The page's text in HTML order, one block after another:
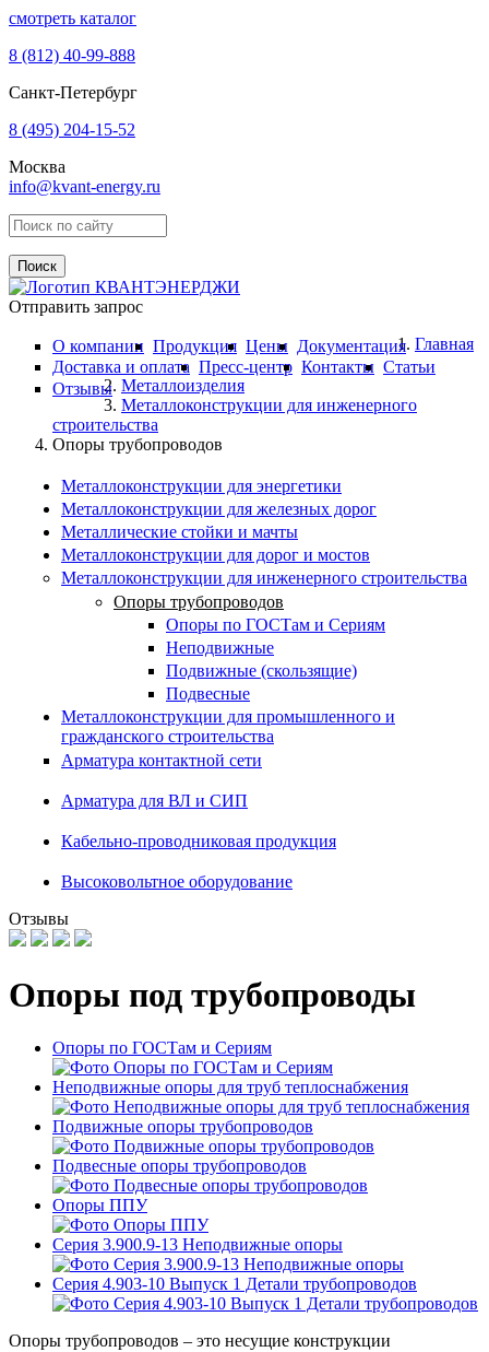
смотреть каталог
8 (812) 40-99-888
Санкт-Петербург
8 (495) 204-15-52
Москва
info@kvant-energy.ru
Поиск по сайту
Отправить запрос
О компании Продукция Цены Документация
Доставка и оплата Пресс-центр Контакты Статьи
Отзывы
Главная
Металлоизделия
Металлоконструкции для инженерного
строительства
Опоры трубопроводов
Металлоконструкции для энергетики
Металлоконструкции для железных дорог
Металлические стойки и мачты
Металлоконструкции для дорог и мостов
Металлоконструкции для инженерного строительства
Опоры трубопроводов
Опоры по ГОСТам и Сериям
Неподвижные
Подвижные (скользящие)
Подвесные
Металлоконструкции для промышленного и
гражданского строительства
Арматура контактной сети
Арматура для ВЛ и СИП
Кабельно-проводниковая продукция
Высоковольтное оборудование
Отзывы
Опоры под трубопроводы
Опоры по ГОСТам и Сериям
Неподвижные опоры для труб теплоснабжения
Подвижные опоры трубопроводов
Подвесные опоры трубопроводов
Опоры ППУ
Серия 3.900.9-13 Неподвижные опоры
Серия 4.903-10 Выпуск 1 Детали трубопроводов
Опоры трубопроводов – это несущие конструкции